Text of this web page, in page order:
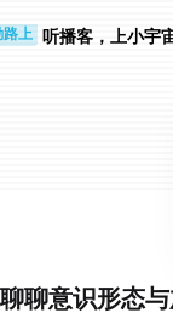
路上 听播客，上小宇
聊聊意识形态